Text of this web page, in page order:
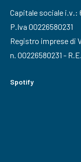
Capitale sociale
P.Iva 00226580231
Registro imprese di
n. 00226580231 -
Spotify